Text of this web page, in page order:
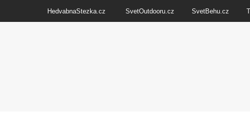
HedvabnaStezka.cz SvetOutdooru.cz SvetBehu.cz